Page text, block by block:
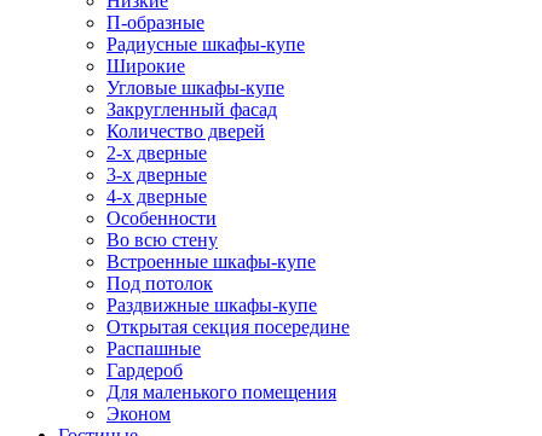
П-образные
Радиусные шкафы-купе
Широкие
Угловые шкафы-купе
Закругленный фасад
Количество дверей
2-х дверные
3-х дверные
4-х дверные
Особенности
Во всю стену
Встроенные шкафы-купе
Под потолок
Раздвижные шкафы-купе
Открытая секция посередине
Распашные
Гардероб
Для маленького помещения
Эконом